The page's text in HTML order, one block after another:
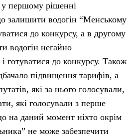
у першому рішенні
залишити водогін “Менському
до конкурсу, а в другому
водогін негайно
готуватися до конкурсу. Також
підвищення тарифів, а
які за нього голосували,
які голосували з перше
на даний момент ніхто окрім
не може забезпечити